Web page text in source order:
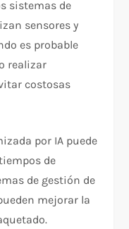
sistemas de
sensores y
es probable
realizar
costosas
por IA puede
de
de gestión de
mejorar la